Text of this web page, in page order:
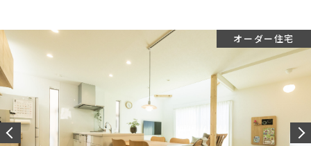
オーダー住宅